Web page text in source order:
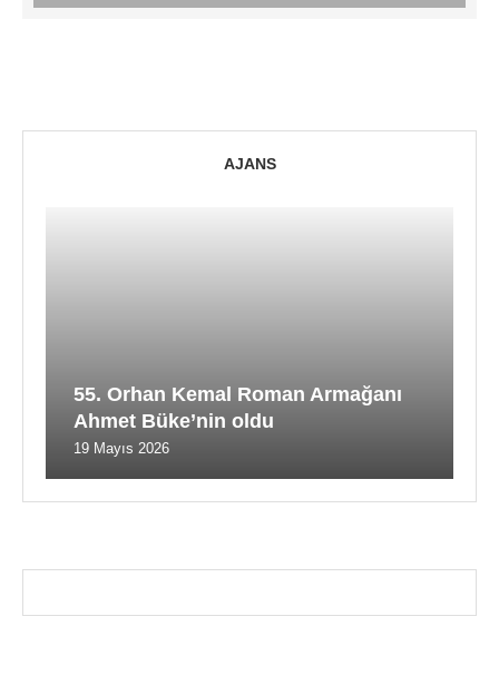
AJANS
55. Orhan Kemal Roman Armağanı
Ahmet Büke’nin oldu
19 Mayıs 2026